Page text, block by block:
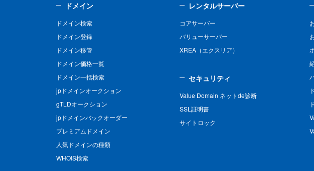
ドメイン
ドメイン検索
ドメイン登録
ドメイン移管
ドメイン価格一覧
ドメイン一括検索
jpドメインオークション
gTLDオークション
jpドメインバックオーダー
プレミアムドメイン
人気ドメインの種類
WHOIS検索
レンタルサーバー
コアサーバー
バリューサーバー
XREA（エクスリア）
セキュリティ
Value Domain ネットde診断
SSL証明書
サイトロック